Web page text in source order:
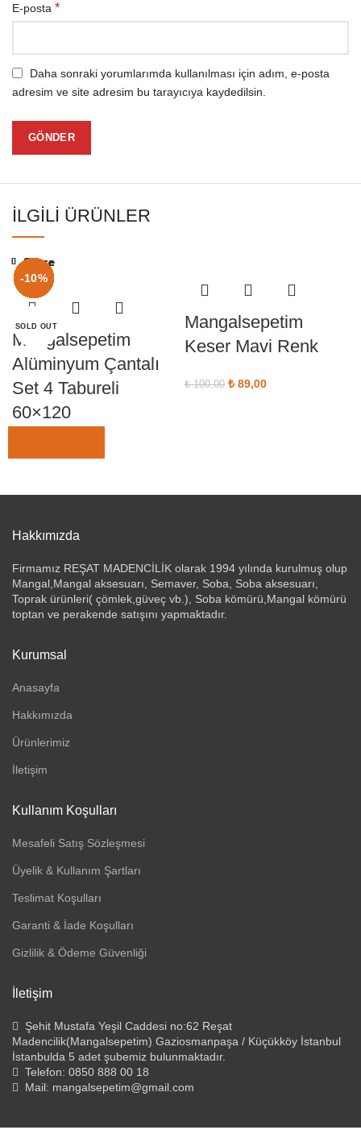
E-posta *
Daha sonraki yorumlarımda kullanılması için adım, e-posta
adresim ve site adresim bu tarayıcıya kaydedilsin.
İLGILI ÜRÜNLER
-13%
SOLD OUT
Close
Mangalsepetim
Alüminyum Çantalı
Set 4 Tabureli
60×120
-11%
SOLD OUT
Close
Mangalsepetim
Keser Mavi Renk
₺100,00 Orijinal fiyat: ₺ 100,00.
₺ 89,00
-13%
SOLD OUT
Close
-12%
SOLD OUT
Close
-4%
SOLD OUT
Close
-17%
SOLD OUT
Close
-14%
SOLD OUT
Close
-10%
SOLD OUT
Close
Hakkımızda
Firmamız REŞAT MADENCİLİK olarak 1994 yılında kurulmuş olup
Mangal,Mangal aksesuarı, Semaver, Soba, Soba aksesuarı,
Toprak ürünleri( çömlek,güveç vb.), Soba kömürü,Mangal kömürü
toptan ve perakende satışını yapmaktadır.
Kurumsal
Anasayfa
Hakkımızda
Ürünlerimiz
İletişim
Kullanım Koşulları
Mesafeli Satış Sözleşmesi
Üyelik & Kullanım Şartları
Teslimat Koşulları
Garanti & İade Koşulları
Gizlilik & Ödeme Güvenliği
İletişim
Şehit Mustafa Yeşil Caddesi no:62 Reşat
Madencilik(Mangalsepetim) Gaziosmanpaşa / Küçükköy İstanbul
İstanbulda 5 adet şubemiz bulunmaktadır.
Telefon: 0850 888 00 18
Mail: mangalsepetim@gmail.com